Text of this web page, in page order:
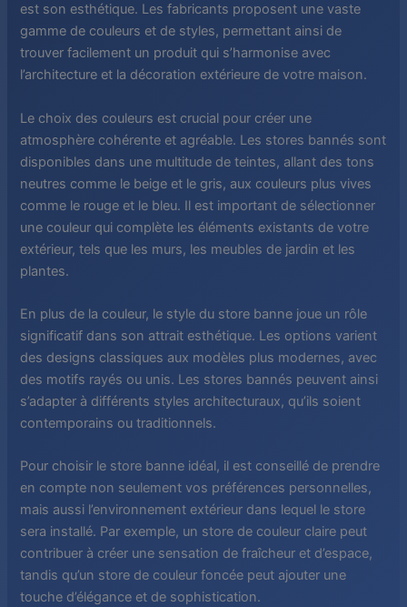
est son esthétique. Les fabricants proposent une vaste
gamme de couleurs et de styles, permettant ainsi de
trouver facilement un produit qui s’harmonise avec
l’architecture et la décoration extérieure de votre maison.
Le choix des couleurs est crucial pour créer une
atmosphère cohérente et agréable. Les stores bannés sont
disponibles dans une multitude de teintes, allant des tons
neutres comme le beige et le gris, aux couleurs plus vives
comme le rouge et le bleu. Il est important de sélectionner
une couleur qui complète les éléments existants de votre
extérieur, tels que les murs, les meubles de jardin et les
plantes.
En plus de la couleur, le style du store banne joue un rôle
significatif dans son attrait esthétique. Les options varient
des designs classiques aux modèles plus modernes, avec
des motifs rayés ou unis. Les stores bannés peuvent ainsi
s’adapter à différents styles architecturaux, qu’ils soient
contemporains ou traditionnels.
Pour choisir le store banne idéal, il est conseillé de prendre
en compte non seulement vos préférences personnelles,
mais aussi l’environnement extérieur dans lequel le store
sera installé. Par exemple, un store de couleur claire peut
contribuer à créer une sensation de fraîcheur et d’espace,
tandis qu’un store de couleur foncée peut ajouter une
touche d’élégance et de sophistication.